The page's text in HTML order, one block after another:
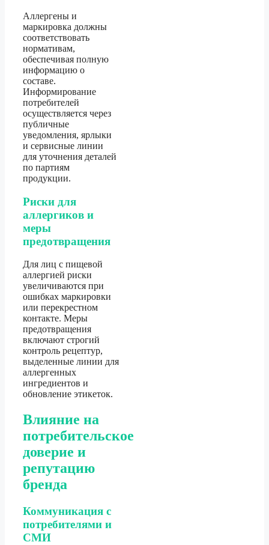
Аллергены и
маркировка должны
соответствовать
нормативам,
обеспечивая полную
информацию о
составе.
Информирование
потребителей
осуществляется через
публичные
уведомления, ярлыки
и сервисные линии
для уточнения деталей
по партиям
продукции.
Риски для
аллергиков и
меры
предотвращения
Для лиц с пищевой
аллергией риски
увеличиваются при
ошибках маркировки
или перекрестном
контакте. Меры
предотвращения
включают строгий
контроль рецептур,
выделенные линии для
аллергенных
ингредиентов и
обновление этикеток.
Влияние на
потребительское
доверие и
репутацию
бренда
Коммуникация с
потребителями и
СМИ